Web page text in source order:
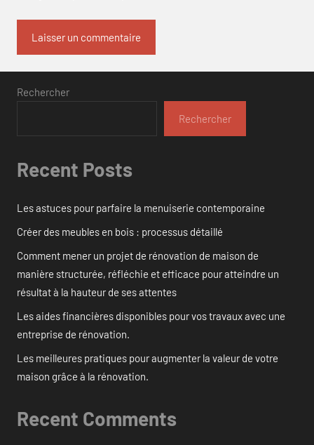
Rechercher
Rechercher
Recent Posts
Les astuces pour parfaire la menuiserie contemporaine
Créer des meubles en bois : processus détaillé
Comment mener un projet de rénovation de maison de
manière structurée, réfléchie et efficace pour atteindre un
résultat à la hauteur de ses attentes
Les aides financières disponibles pour vos travaux avec une
entreprise de rénovation.
Les meilleures pratiques pour augmenter la valeur de votre
maison grâce à la rénovation.
Recent Comments